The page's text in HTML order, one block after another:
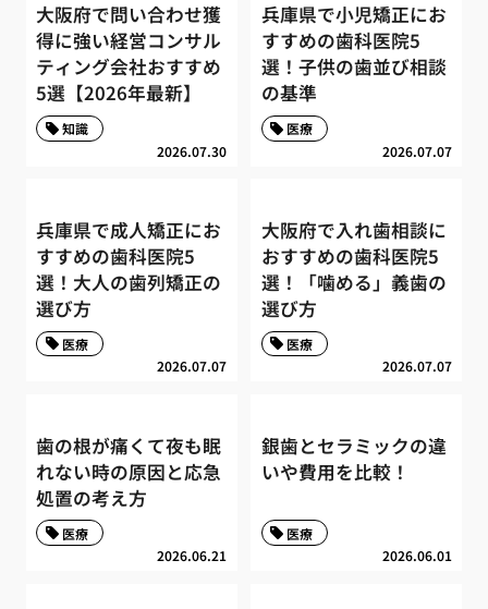
大阪府で問い合わせ獲
得に強い経営コンサル
ティング会社おすすめ
5選【2026年最新】
2026.07.30
知識
兵庫県で小児矯正にお
すすめの歯科医院5
選！子供の歯並び相談
の基準
2026.07.07
医療
兵庫県で成人矯正にお
すすめの歯科医院5
選！大人の歯列矯正の
選び方
2026.07.07
医療
大阪府で入れ歯相談に
おすすめの歯科医院5
選！「噛める」義歯の
選び方
2026.07.07
医療
歯の根が痛くて夜も眠
れない時の原因と応急
処置の考え方
2026.06.21
医療
銀歯とセラミックの違
いや費用を比較！
2026.06.01
医療